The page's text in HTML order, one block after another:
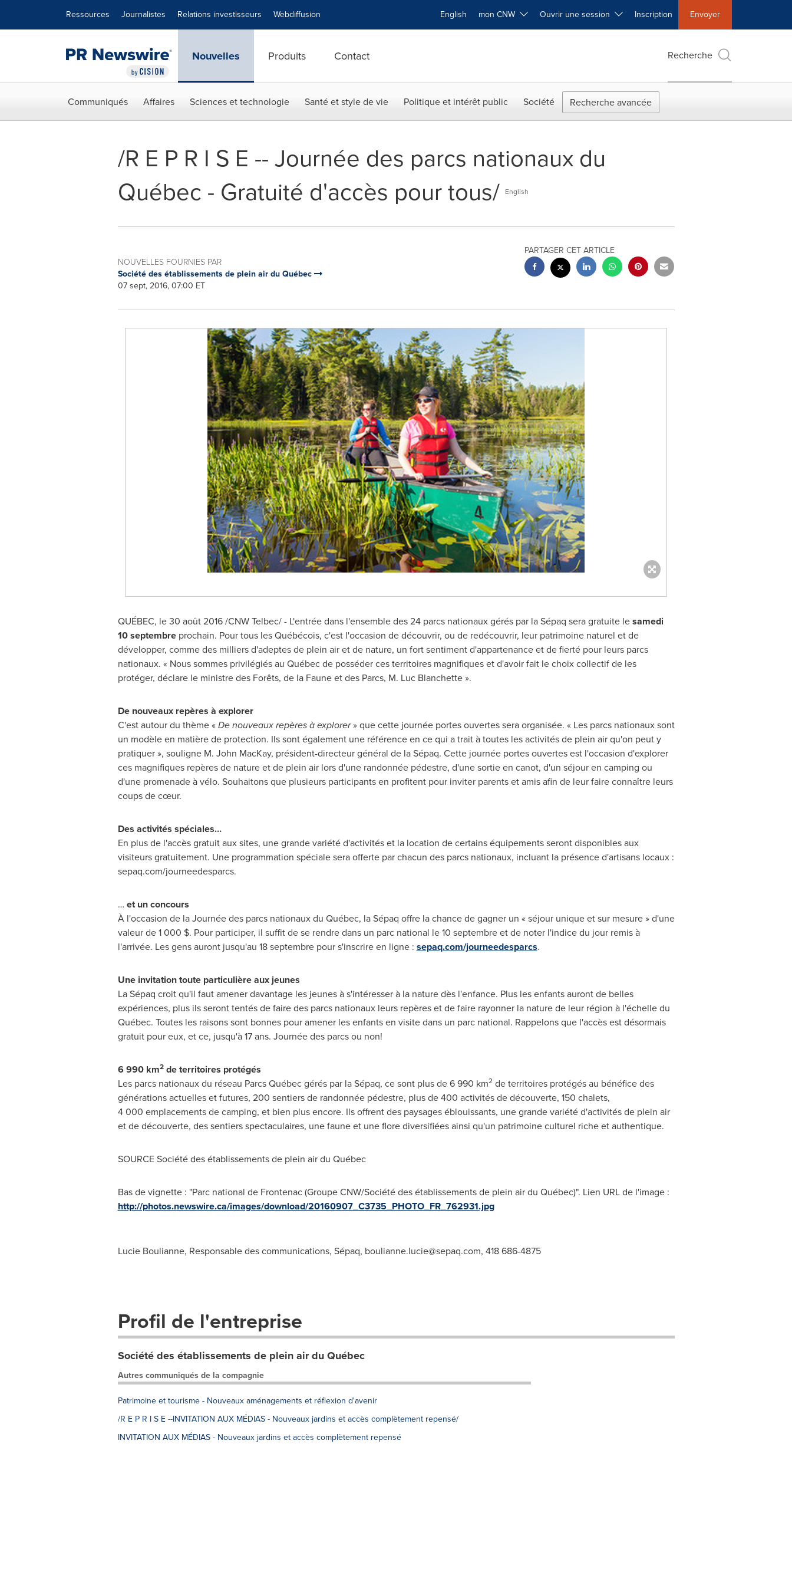
Ressources Journalistes Relations investisseurs Webdiffusion English mon CNW Ouvrir une session Inscription Envoyer
Nouvelles Produits Contact Recherche
Communiqués Affaires Sciences et technologie Santé et style de vie Politique et intérêt public Société Recherche avancée
/R E P R I S E -- Journée des parcs nationaux du
Québec - Gratuité d'accès pour tous/ English
NOUVELLES FOURNIES PAR
Société des établissements de plein air du Québec
07 sept, 2016, 07:00 ET
PARTAGER CET ARTICLE
QUÉBEC, le 30 août 2016 /CNW Telbec/ - L'entrée dans l'ensemble des 24 parcs nationaux gérés par la Sépaq sera gratuite lesamedi
10 septembreprochain. Pour tous les Québécois, c'est l'occasion de découvrir, ou de redécouvrir, leur patrimoine naturel et de
développer, comme des milliers d'adeptes de plein air et de nature, un fort sentiment d'appartenance et de fierté pour leurs parcs
nationaux. « Nous sommes privilégiés au Québec de posséder ces territoires magnifiques et d'avoir fait le choix collectif de les
protéger, déclare le ministre des Forêts, de la Faune et des Parcs, M. Luc Blanchette ».
De nouveaux repères à explorer
C'est autour du thème «De nouveaux repères à explorer» que cette journée portes ouvertes sera organisée. « Les parcs nationaux sont
un modèle en matière de protection. Ils sont également une référence en ce qui a trait à toutes les activités de plein air qu'on peut y
pratiquer », souligne M. John MacKay, président-directeur général de la Sépaq. Cette journée portes ouvertes est l'occasion d'explorer
ces magnifiques repères de nature et de plein air lors d'une randonnée pédestre, d'une sortie en canot, d'un séjour en camping ou
d'une promenade à vélo. Souhaitons que plusieurs participants en profitent pour inviter parents et amis afin de leur faire connaître leurs
coups de cœur.
Des activités spéciales…
En plus de l'accès gratuit aux sites, une grande variété d'activités et la location de certains équipements seront disponibles aux
visiteurs gratuitement. Une programmation spéciale sera offerte par chacun des parcs nationaux, incluant la présence d'artisans locaux :
sepaq.com/journeedesparcs.
… et un concours
À l'occasion de la Journée des parcs nationaux du Québec, la Sépaq offre la chance de gagner un « séjour unique et sur mesure » d'une
valeur de 1 000 $. Pour participer, il suffit de se rendre dans un parc national le 10 septembre et de noter l'indice du jour remis à
l'arrivée. Les gens auront jusqu'au 18 septembre pour s'inscrire en ligne : sepaq.com/journeedesparcs.
Une invitation toute particulière aux jeunes
La Sépaq croit qu'il faut amener davantage les jeunes à s'intéresser à la nature dès l'enfance. Plus les enfants auront de belles
expériences, plus ils seront tentés de faire des parcs nationaux leurs repères et de faire rayonner la nature de leur région à l'échelle du
Québec. Toutes les raisons sont bonnes pour amener les enfants en visite dans un parc national. Rappelons que l'accès est désormais
gratuit pour eux, et ce, jusqu'à 17 ans. Journée des parcs ou non!
6 990 km2de territoires protégés
Les parcs nationaux du réseau Parcs Québec gérés par la Sépaq, ce sont plus de 6 990 km2de territoires protégés au bénéfice des
générations actuelles et futures, 200 sentiers de randonnée pédestre, plus de 400 activités de découverte, 150 chalets,
4 000 emplacements de camping, et bien plus encore. Ils offrent des paysages éblouissants, une grande variété d'activités de plein air
et de découverte, des sentiers spectaculaires, une faune et une flore diversifiées ainsi qu'un patrimoine culturel riche et authentique.
SOURCE Société des établissements de plein air du Québec
Bas de vignette : "Parc national de Frontenac (Groupe CNW/Société des établissements de plein air du Québec)". Lien URL de l'image :
http://photos.newswire.ca/images/download/20160907_C3735_PHOTO_FR_762931.jpg
Lucie Boulianne, Responsable des communications, Sépaq, boulianne.lucie@sepaq.com, 418 686-4875
Profil de l'entreprise
Société des établissements de plein air du Québec
Autres communiqués de la compagnie
Patrimoine et tourisme - Nouveaux aménagements et réflexion d'avenir
/R E P R I S E --INVITATION AUX MÉDIAS - Nouveaux jardins et accès complètement repensé/
INVITATION AUX MÉDIAS - Nouveaux jardins et accès complètement repensé